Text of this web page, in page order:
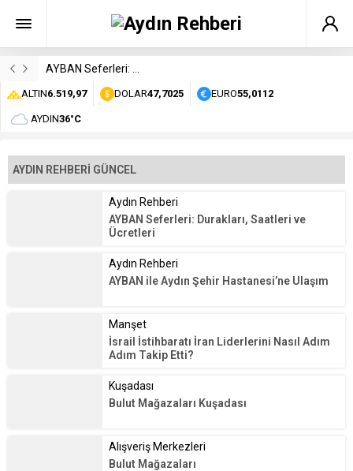
ALTIN6.519,97 DOLAR47,7025 EURO55,0112
AYDIN36°C
AYDIN REHBERİ GÜNCEL
Aydın Rehberi
AYBAN Seferleri: Durakları, Saatleri ve
Ücretleri
Aydın Rehberi
AYBAN ile Aydın Şehir Hastanesi’ne Ulaşım
Manşet
İsrail İstihbaratı İran Liderlerini Nasıl Adım
Adım Takip Etti?
Kuşadası
Bulut Mağazaları Kuşadası
Alışveriş Merkezleri
Bulut Mağazaları